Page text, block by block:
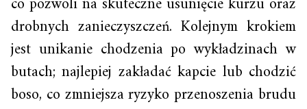
drobnych zanieczyszczeń. Kolejnym krokiem
jest unikanie chodzenia po wykładzinach w
butach; najlepiej zakładać kapcie lub chodzić
boso, co zmniejsza ryzyko przenoszenia brudu